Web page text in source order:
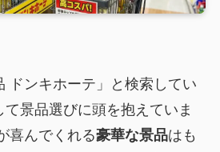
ドンキホーテ」と検索してい
景品選びに頭を抱えていま
喜んでくれる豪華な景品はも